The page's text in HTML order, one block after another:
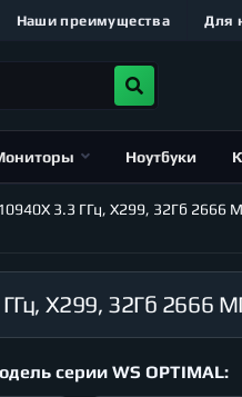
Наши преимущества Для
Ноутбуки
3.3 ГГц, X299, 32Гб 2666
серии WS OPTIMAL: